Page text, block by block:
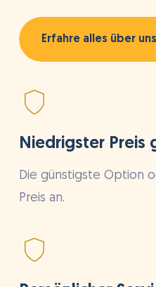
Erfahre alles über
Niedrigster Preis
Die günstigste Option
Preis an.